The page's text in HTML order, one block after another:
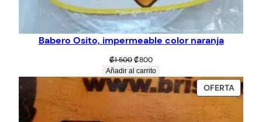
Babero Osito, impermeable color naranja
₡1 500El
precio
original
era:
500.
₡800El
precio
actual
es:
₡800.
Añadir al carrito
OFERTA
EN